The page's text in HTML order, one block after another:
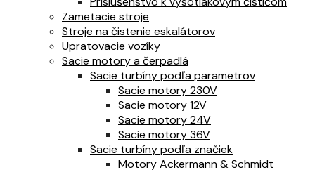
Zametacie stroje
Stroje na čistenie eskalátorov
Upratovacie vozíky
Sacie motory a čerpadlá
Sacie turbíny podľa parametrov
Sacie motory 230V
Sacie motory 12V
Sacie motory 24V
Sacie motory 36V
Sacie turbíny podľa značiek
Motory Ackermann & Schmidt